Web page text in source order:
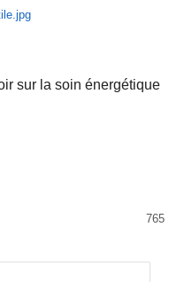
sur la soin énergétique
765